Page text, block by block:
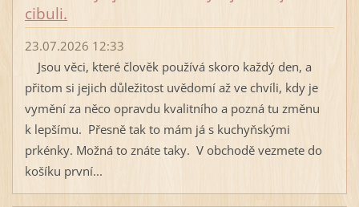
cibuli.
23.07.2026 12:33
Jsou věci, které člověk používá skoro každý den, a
přitom si jejich důležitost uvědomí až ve chvíli, kdy je
vymění za něco opravdu kvalitního a pozná tu změnu
k lepšímu. Přesně tak to mám já s kuchyňskými
prkénky. Možná to znáte taky. V obchodě vezmete do
košíku první...